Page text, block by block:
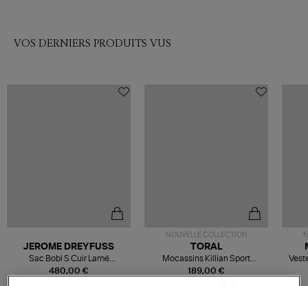
VOS DERNIERS PRODUITS VUS
480,00 €
JEROME DREYFUSS
Sac Bobi S Cuir Lamé
Champagne
NOUVELLE COLLECTION
189,00 €
TORAL
Mocassins Killian Sport
Mousse